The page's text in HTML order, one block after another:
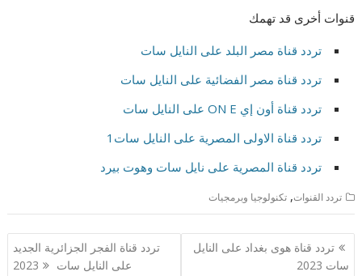
قنوات أخرى قد تهمك
تردد قناة مصر البلد على النايل سات
تردد قناة مصر الفضائية على النايل سات
تردد قناة أون إي ON E على النايل سات
تردد قناة الاولى المصرية على النايل سات1
تردد قناة المصرية على نايل سات وهوت بيرد
تردد القنوات,تكنولوجيا وبرمجيات
تصفّح
المقالات
تردد قناة هوى بغداد على النايل
سات 2023
تردد قناة الفجر الجزائرية الجديد
على النايل سات 2023